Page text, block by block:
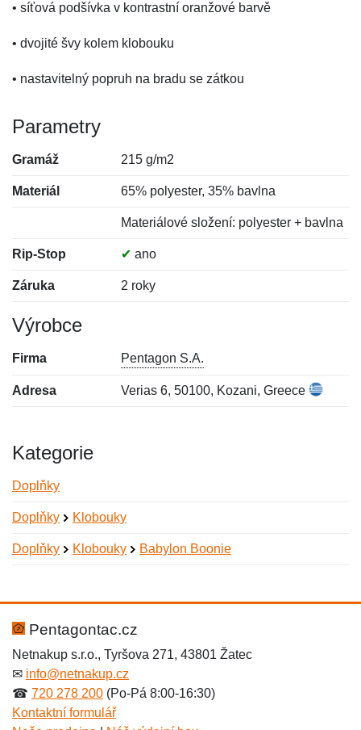
• síťová podšívka v kontrastní oranžové barvě
• dvojité švy kolem klobouku
• nastavitelný popruh na bradu se zátkou
Parametry
Gramáž 215 g/m2
Materiál 65% polyester, 35% bavlna
Materiálové složení: polyester + bavlna
Rip-Stop ✔ ano
Záruka 2 roky
Výrobce
Firma Pentagon S.A.
Adresa Verias 6, 50100, Kozani, Greece
Kategorie
Doplňky
Doplňky Klobouky
Doplňky Klobouky Babylon Boonie
Hodnocení:
Jméno: *
Jméno:
E-mail:*
Pentagontac.cz
Netnakup s.r.o., Tyršova 271, 43801 Žatec
✉ info@netnakup.cz
☎ 720 278 200 (Po-Pá 8:00-16:30)
Kontaktní formulář